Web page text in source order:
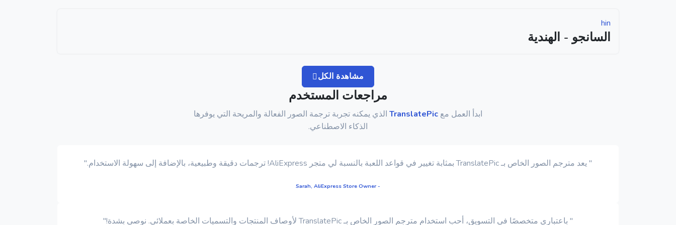
hin
السانجو - الهندية
مشاهدة الكل
مراجعات المستخدم
ابدأ العمل مع TranslatePic الذي يمكنه تجربة ترجمة الصور الفعالة والمريحة التي يوفرها
الذكاء الاصطناعي.
" يعد مترجم الصور الخاص بـ TranslatePic بمثابة تغيير في قواعد اللعبة بالنسبة لي متجر AliExpress! ترجمات دقيقة وطبيعية، بالإضافة إلى سهولة الاستخدام."
- Sarah, AliExpress Store Owner
" باعتباري متخصصًا في التسويق، أحب استخدام مترجم الصور الخاص بـ TranslatePic لأوصاف المنتجات والتسميات الخاصة بعملائي. نوصي بشدة!"